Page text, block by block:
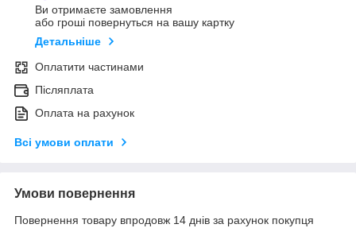
Ви отримаєте замовлення
або гроші повернуться на вашу картку
Детальніше
Оплатити частинами
Післяплата
Оплата на рахунок
Всі умови оплати
Умови повернення
Повернення товару впродовж 14 днів за рахунок покупця